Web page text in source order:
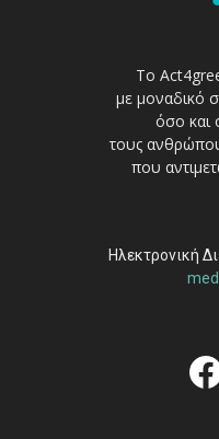
Το
με μοναδικό
όσο και
τους
που
Ηλεκτρονική